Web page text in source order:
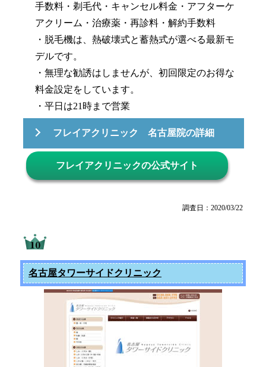
手数料・剃毛代・キャンセル料金・アフターケ
アクリーム・治療薬・再診料・解約手数料
・脱毛機は、熱破壊式と蓄熱式が選べる最新モ
デルです。
・無理な勧誘はしませんが、初回限定のお得な
料金設定をしています。
・平日は21時まで営業
フレイアクリニック 名古屋院の詳細
フレイアクリニックの公式サイト
調査日：2020/03/22
名古屋タワーサイドクリニック